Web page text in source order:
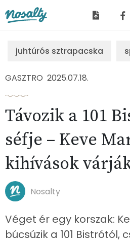
juhtúrós sztrapacska
GASZTRO 2025.07.18.
Távozik a 101
séfje – Keve
kihívások
Nosalty
Véget ér egy korszak:
búcsúzik a 101